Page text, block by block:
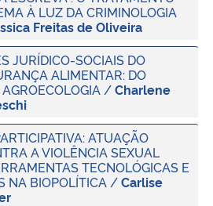
À LUZ DA CRIMINOLOGIA
Freitas de Oliveira
JURÍDICO-SOCIAIS DO
ALIMENTAR: DO
/Charlene
ATUAÇÃO
A VIOLÊNCIA SEXUAL
TECNOLÓGICAS E
NA BIOPOLÍTICA /Carlise